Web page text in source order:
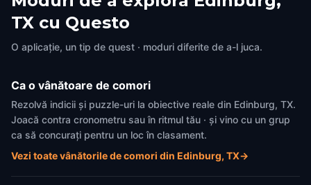
TX cu Questo
O aplicație, un tip de quest · moduri diferite de a-l juca.
Ca o vânătoare de comori
Rezolvă indicii și puzzle-uri la obiective reale din Edinburg, TX.
Joacă contra cronometru sau în ritmul tău · și vino cu un grup
ca să concurați pentru un loc în clasament.
Vezi toate vânătorile de comori din Edinburg, TX→